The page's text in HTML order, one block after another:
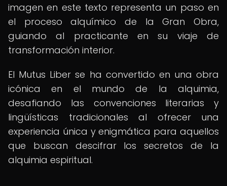
imagen en este texto representa un paso en
el proceso alquímico de la Gran Obra,
guiando al practicante en su viaje de
transformación interior.
El Mutus Liber se ha convertido en una obra
icónica en el mundo de la alquimia,
desafiando las convenciones literarias y
lingüísticas tradicionales al ofrecer una
experiencia única y enigmática para aquellos
que buscan descifrar los secretos de la
alquimia espiritual.